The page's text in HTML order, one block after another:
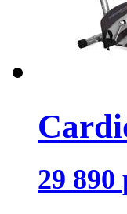
29 890